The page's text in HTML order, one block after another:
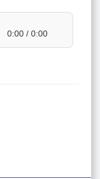
0:00 / 0:00